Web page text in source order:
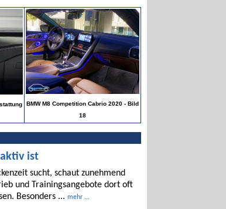
BMW M8 Competition Cabrio 2020 - Bild
18
ist
sucht, schaut zunehmend
und Trainingsangebote dort oft
Besonders ... mehr ...